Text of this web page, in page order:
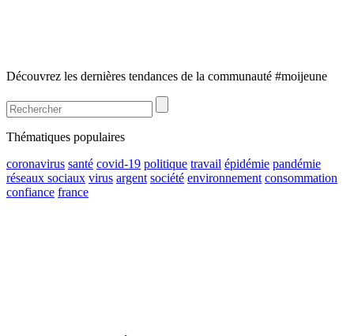
Découvrez les dernières tendances de la communauté #moijeune
Thématiques populaires
coronavirus santé covid-19 politique travail épidémie pandémie
réseaux sociaux virus argent société environnement consommation
confiance france